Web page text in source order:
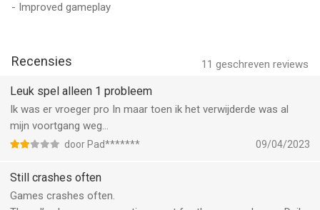
- Improved gameplay
11 geschreven reviews
Recensies
Leuk spel alleen 1 probleem
Ik was er vroeger pro In maar toen ik het verwijderde was al
mijn voortgang weg…
door Pad******* 09/04/2023
Still crashes often
Games crashes often.